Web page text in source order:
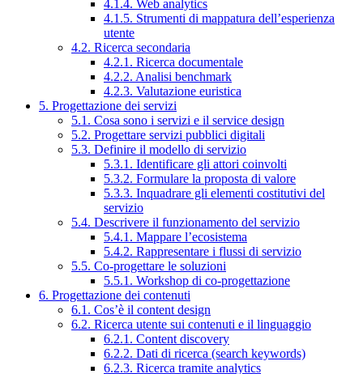
4.1.4. Web analytics
4.1.5. Strumenti di mappatura dell’esperienza
utente
4.2. Ricerca secondaria
4.2.1. Ricerca documentale
4.2.2. Analisi benchmark
4.2.3. Valutazione euristica
5. Progettazione dei servizi
5.1. Cosa sono i servizi e il service design
5.2. Progettare servizi pubblici digitali
5.3. Definire il modello di servizio
5.3.1. Identificare gli attori coinvolti
5.3.2. Formulare la proposta di valore
5.3.3. Inquadrare gli elementi costitutivi del
servizio
5.4. Descrivere il funzionamento del servizio
5.4.1. Mappare l’ecosistema
5.4.2. Rappresentare i flussi di servizio
5.5. Co-progettare le soluzioni
5.5.1. Workshop di co-progettazione
6. Progettazione dei contenuti
6.1. Cos’è il content design
6.2. Ricerca utente sui contenuti e il linguaggio
6.2.1. Content discovery
6.2.2. Dati di ricerca (search keywords)
6.2.3. Ricerca tramite analytics